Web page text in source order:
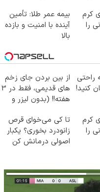
کرم
را
بیمه عمر طلا: تأمین
آینده با امنیت و بازده
بالا
راحتی
کنید!
از بین بردن جای زخم
های قدیمی، فقط در 3
هفته!! (بدون لیزر و
کرم
را
تا کی می‌خوای قرص
زانودرد بخوری؟ یکبار
اصولی درمانش کن